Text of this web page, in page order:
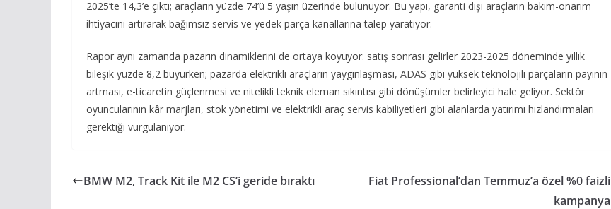
2025’te 14,3’e çıktı; araçların yüzde 74’ü 5 yaşın üzerinde bulunuyor. Bu yapı, garanti dışı araçların bakım-onarım
ihtiyacını artırarak bağımsız servis ve yedek parça kanallarına talep yaratıyor.
Rapor aynı zamanda pazarın dinamiklerini de ortaya koyuyor: satış sonrası gelirler 2023-2025 döneminde yıllık
bileşik yüzde 8,2 büyürken; pazarda elektrikli araçların yaygınlaşması, ADAS gibi yüksek teknolojili parçaların payının
artması, e-ticaretin güçlenmesi ve nitelikli teknik eleman sıkıntısı gibi dönüşümler belirleyici hale geliyor. Sektör
oyuncularının kâr marjları, stok yönetimi ve elektrikli araç servis kabiliyetleri gibi alanlarda yatırımı hızlandırmaları
gerektiği vurgulanıyor.
BMW M2, Track Kit ile M2 CS’i geride bıraktı
Fiat Professional’dan Temmuz’a özel %0 faizli
kampanya